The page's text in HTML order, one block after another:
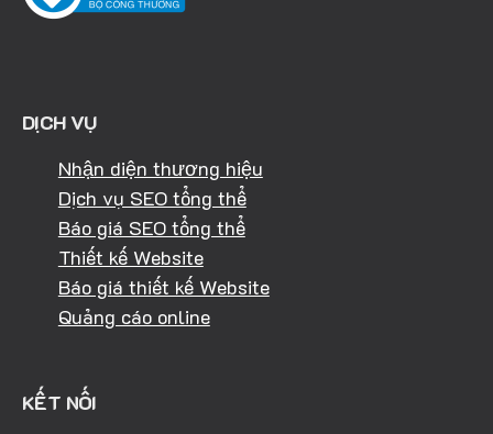
DỊCH VỤ
Nhận diện thương hiệu
Dịch vụ SEO tổng thể
Báo giá SEO tổng thể
Thiết kế Website
Báo giá thiết kế Website
Quảng cáo online
KẾT NỐI